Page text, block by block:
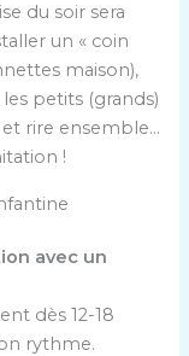
du soir sera
un « coin
maison),
les petits (grands)
rire ensemble…
!
avec un
dès 12-18
rythme.